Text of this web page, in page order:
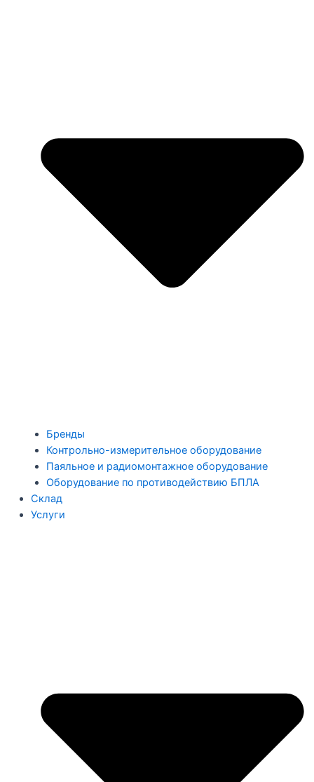
Бренды
Контрольно-измерительное оборудование
Паяльное и радиомонтажное оборудование
Оборудование по противодействию БПЛА
Склад
Услуги